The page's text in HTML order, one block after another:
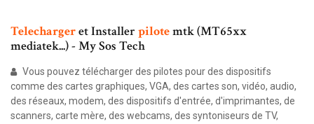
Telechargeret Installer pilotemtk (MT65xx
mediatek...) - My Sos Tech
Vous pouvez télécharger des pilotes pour des dispositifs
comme des cartes graphiques, VGA, des cartes son, vidéo, audio,
des réseaux, modem, des dispositifs d'entrée, d'imprimantes, de
scanners, carte mère, des webcams, des syntoniseurs de TV,